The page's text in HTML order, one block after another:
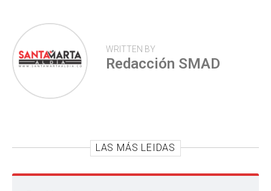
WRITTEN BY
Redacción SMAD
LAS MÁS LEIDAS